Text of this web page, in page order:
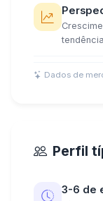
Dados de
Perfil
3-6 de